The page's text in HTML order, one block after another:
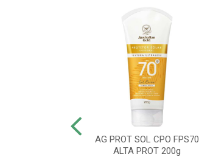
AG PROT SOL CPO FPS70
ALTA PROT 200g